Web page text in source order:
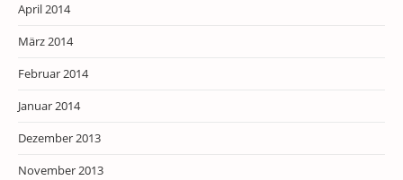
April 2014
März 2014
Februar 2014
Januar 2014
Dezember 2013
November 2013